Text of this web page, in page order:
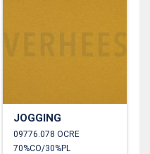
JOGGING
09776.078 OCRE
70%CO/30%PL